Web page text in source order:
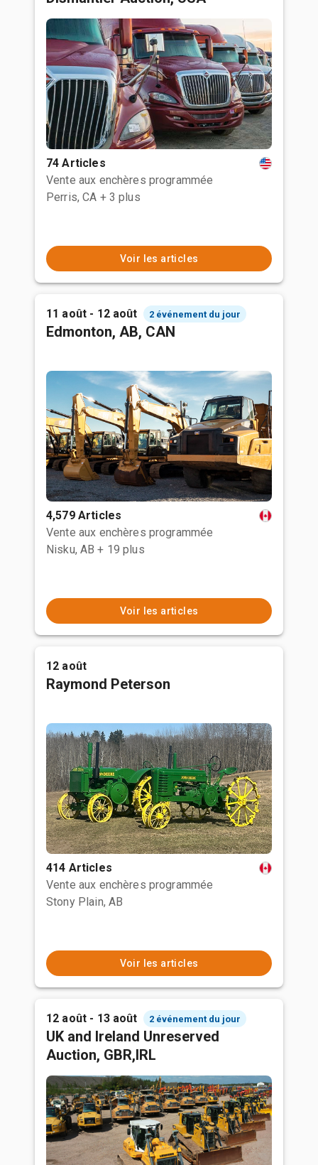
74 Articles
Vente aux enchères programmée
Perris, CA + 3 plus
Voir les articles
11 août - 12 août 2 événement du jour
Edmonton, AB, CAN
4,579 Articles
Vente aux enchères programmée
Nisku, AB + 19 plus
Voir les articles
12 août
Raymond Peterson
414 Articles
Vente aux enchères programmée
Stony Plain, AB
Voir les articles
12 août - 13 août 2 événement du jour
UK and Ireland Unreserved
Auction, GBR,IRL